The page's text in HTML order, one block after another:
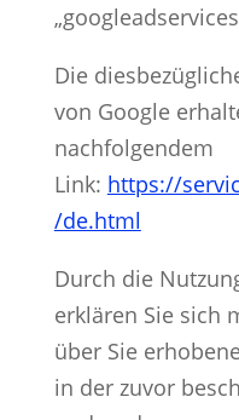
Die
von Google
nachfolgendem
Link: https://
/de.html
Durch die
erklären Sie sich
über Sie
in der zuvor